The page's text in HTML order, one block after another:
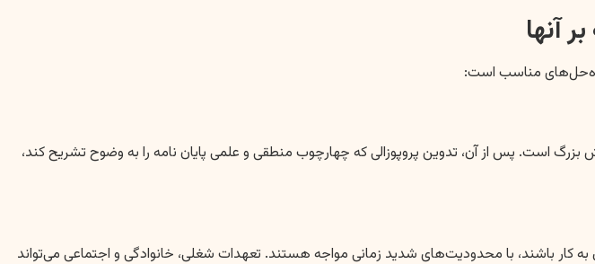
آنها
راه‌حل‌های مناسب است:
است. پس از آن، تدوین پروپوزالی که چهارچوب منطقی و علمی پایان نامه را به وضوح تشریح کند،
باشند، با محدودیت‌های شدید زمانی مواجه هستند. تعهدات شغلی، خانوادگی و اجتماعی می‌تواند